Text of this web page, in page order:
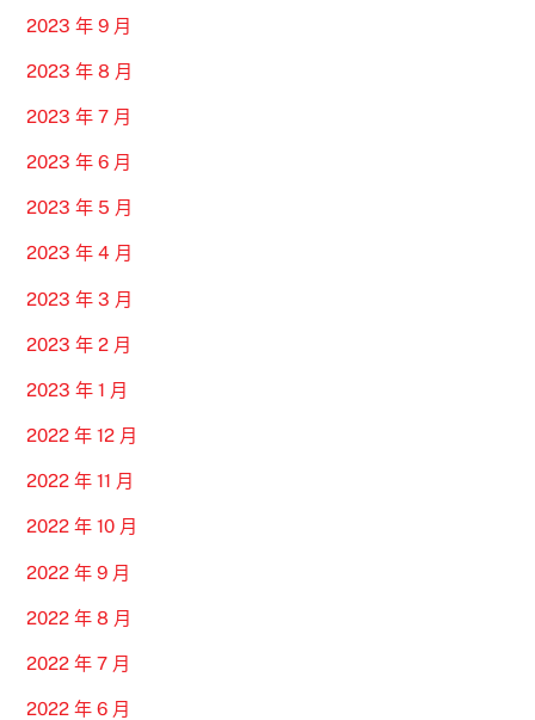
2023 年 9 月
2023 年 8 月
2023 年 7 月
2023 年 6 月
2023 年 5 月
2023 年 4 月
2023 年 3 月
2023 年 2 月
2023 年 1 月
2022 年 12 月
2022 年 11 月
2022 年 10 月
2022 年 9 月
2022 年 8 月
2022 年 7 月
2022 年 6 月